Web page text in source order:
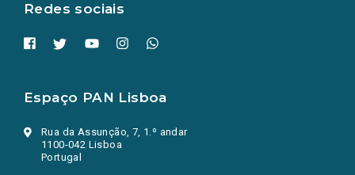
Redes sociais
Espaço PAN Lisboa
Rua da Assunção, 7, 1.º andar
1100-042 Lisboa
Portugal